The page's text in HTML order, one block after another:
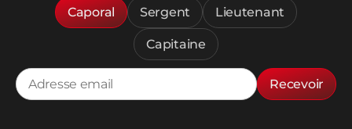
Caporal Sergent Lieutenant
Capitaine
Recevoir